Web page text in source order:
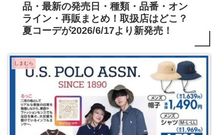
品・最新の発売日・種類・品番・オン
ライン・再販まとめ！取扱店はどこ？
夏コーデが2026/6/17より新発売！
しまむら